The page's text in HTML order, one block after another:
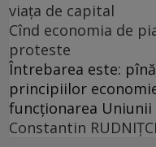
viața de capital
Cînd economia de
proteste
Întrebarea este:
principiilor
funcționarea Uniunii
Constantin